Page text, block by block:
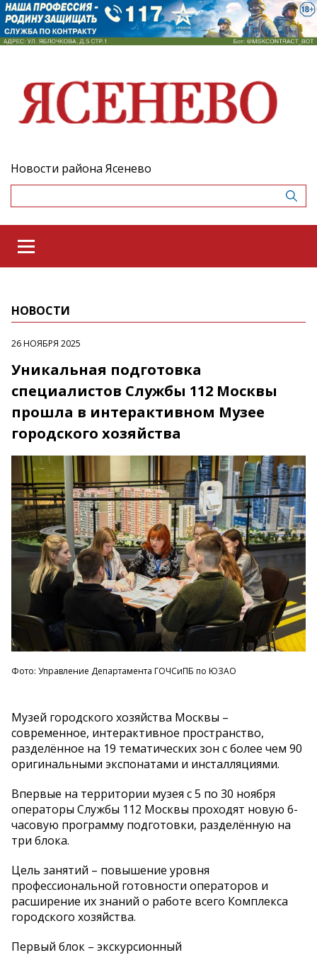
Новости района Ясенево
НОВОСТИ
26 НОЯБРЯ 2025
Уникальная подготовка
специалистов Службы 112 Москвы
прошла в интерактивном Музее
городского хозяйства
Фото: Управление Департамента ГОЧСиПБ по ЮЗАО
Музей городского хозяйства Москвы –
современное, интерактивное пространство,
разделённое на 19 тематических зон с более чем 90
оригинальными экспонатами и инсталляциями.
Впервые на территории музея c 5 по 30 ноября
операторы Службы 112 Москвы проходят новую 6-
часовую программу подготовки, разделённую на
три блока.
Цель занятий – повышение уровня
профессиональной готовности операторов и
расширение их знаний о работе всего Комплекса
городского хозяйства.
Первый блок – экскурсионный